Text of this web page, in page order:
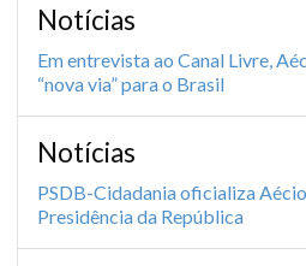
Notícias
Em entrevista ao Canal Livre,
“nova via” para o Brasil
Notícias
PSDB-Cidadania oficializa
Presidência da República